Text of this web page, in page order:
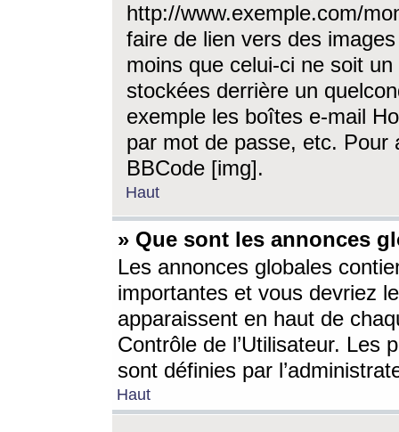
http://www.exemple.com/
faire de lien vers des
moins que celui-ci ne soit
stockées derrière un
exemple les boîtes e-mail
par mot de passe, etc. Pour
BBCode [img].
Haut
» Que sont les annonces
Les annonces globales
importantes et vous devriez
apparaissent en haut de
Contrôle de l’Utilisateur. Les
sont définies par
Haut